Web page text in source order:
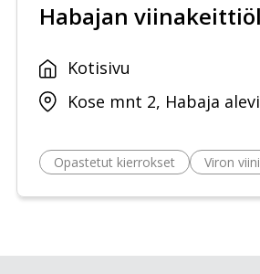
Habajan
Kotisivu
Kose mnt 2, Habaja
Opastetut kierrokset Viron